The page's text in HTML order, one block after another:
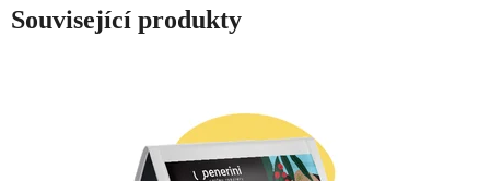
Související produkty